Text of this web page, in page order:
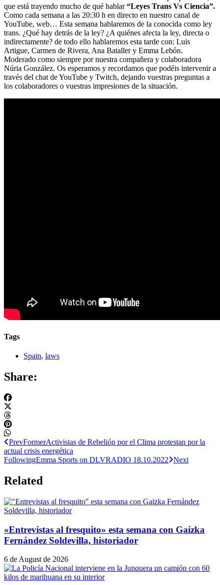
que está trayendo mucho de qué hablar“Leyes Trans Vs Ciencia”.
Como cada semana a las 20:30 h en directo en nuestro canal de
YouTube, web… Esta semana hablaremos de la conocida como ley
trans. ¿Qué hay detrás de la ley? ¿A quiénes afecta la ley, directa o
indirectamente? de todo ello hablaremos esta tarde con: Luis
Artigue, Carmen de Rivera, Ana Bataller y Emma Lebón.
Moderado como siempre por nuestra compañera y colaboradora
Núria González. Os esperamos y recordamos que podéis intervenir a
través del chat de YouTube y Twitch, dejando vuestras preguntas a
los colaboradores o vuestras impresiones de la situación.
Tags
Spain, laws
Share:
PrevFormerActivistas de Rebelión por el Clima protestan por la
actual crisis energética
FollowingEmma Sports on DLVRADIO 18.10.2022 Next
Related
«Entrevistas al fresquito» esta semana con Gaizka
Fernández Soldevilla, historiador
6 de August de 2026